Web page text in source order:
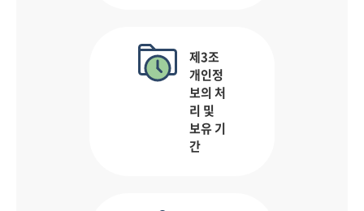
제3조
개인정
보의 처
리 및
보유 기
간